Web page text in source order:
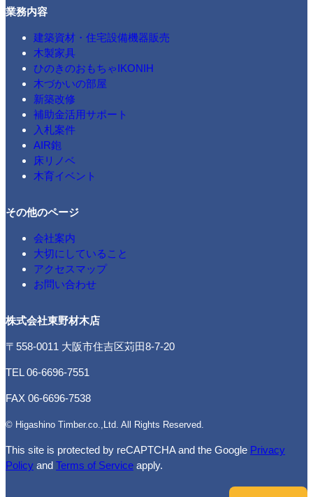
業務内容
建築資材・住宅設備機器販売
木製家具
ひのきのおもちゃIKONIH
木づかいの部屋
新築改修
補助金活用サポート
入札案件
AIR鉋
床リノベ
木育イベント
その他のページ
会社案内
大切にしていること
アクセスマップ
お問い合わせ
株式会社東野材木店
〒558-0011 大阪市住吉区苅田8-7-20
TEL 06-6696-7551
FAX 06-6696-7538
© Higashino Timber.co.,Ltd. All Rights Reserved.
This site is protected by reCAPTCHA and the Google Privacy
Policy and Terms of Service apply.